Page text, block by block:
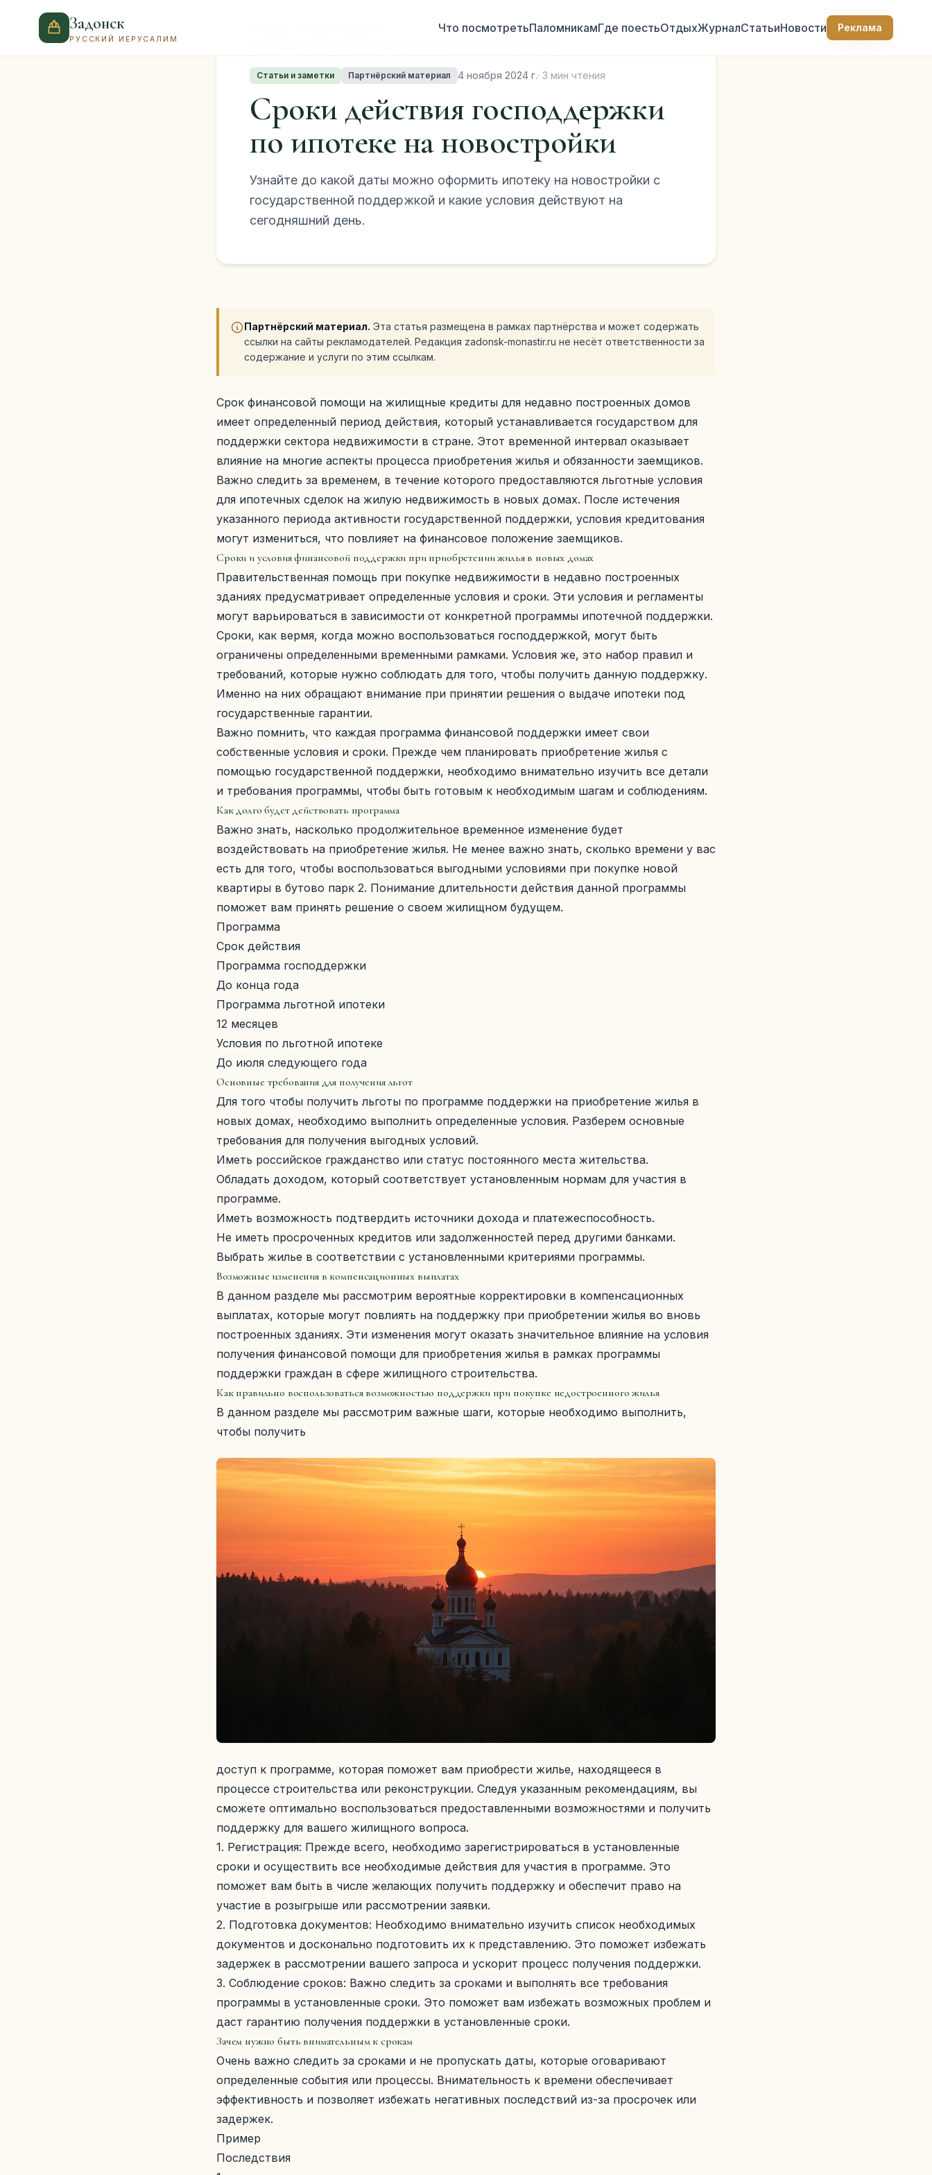
Задонск
РУССКИЙ ИЕРУСАЛИМ
Что посмотретьПаломникамГде поестьОтдыхЖурналСтатьиНовости Реклама
Статьи и заметки Партнёрский материал 4 ноября 2024 г.· 3 мин чтения
Сроки действия господдержки
по ипотеке на новостройки
Узнайте до какой даты можно оформить ипотеку на новостройки с
государственной поддержкой и какие условия действуют на
сегодняшний день.
Партнёрский материал. Эта статья размещена в рамках партнёрства и может содержать
ссылки на сайты рекламодателей. Редакция zadonsk-monastir.ru не несёт ответственности за
содержание и услуги по этим ссылкам.
Срок финансовой помощи на жилищные кредиты для недавно построенных домов
имеет определенный период действия, который устанавливается государством для
поддержки сектора недвижимости в стране. Этот временной интервал оказывает
влияние на многие аспекты процесса приобретения жилья и обязанности заемщиков.
Важно следить за временем, в течение которого предоставляются льготные условия
для ипотечных сделок на жилую недвижимость в новых домах. После истечения
указанного периода активности государственной поддержки, условия кредитования
могут измениться, что повлияет на финансовое положение заемщиков.
Сроки и условия финансовой поддержки при приобретении жилья в новых домах
Правительственная помощь при покупке недвижимости в недавно построенных
зданиях предусматривает определенные условия и сроки. Эти условия и регламенты
могут варьироваться в зависимости от конкретной программы ипотечной поддержки.
Сроки, как вермя, когда можно воспользоваться господдержкой, могут быть
ограничены определенными временными рамками. Условия же, это набор правил и
требований, которые нужно соблюдать для того, чтобы получить данную поддержку.
Именно на них обращают внимание при принятии решения о выдаче ипотеки под
государственные гарантии.
Важно помнить, что каждая программа финансовой поддержки имеет свои
собственные условия и сроки. Прежде чем планировать приобретение жилья с
помощью государственной поддержки, необходимо внимательно изучить все детали
и требования программы, чтобы быть готовым к необходимым шагам и соблюдениям.
Как долго будет действовать программа
Важно знать, насколько продолжительное временное изменение будет
воздействовать на приобретение жилья. Не менее важно знать, сколько времени у вас
есть для того, чтобы воспользоваться выгодными условиями при покупке новой
квартиры в бутово парк 2. Понимание длительности действия данной программы
поможет вам принять решение о своем жилищном будущем.
Программа
Срок действия
Программа господдержки
До конца года
Программа льготной ипотеки
12 месяцев
Условия по льготной ипотеке
До июля следующего года
Основные требования для получения льгот
Для того чтобы получить льготы по программе поддержки на приобретение жилья в
новых домах, необходимо выполнить определенные условия. Разберем основные
требования для получения выгодных условий.
Иметь российское гражданство или статус постоянного места жительства.
Обладать доходом, который соответствует установленным нормам для участия в
программе.
Иметь возможность подтвердить источники дохода и платежеспособность.
Не иметь просроченных кредитов или задолженностей перед другими банками.
Выбрать жилье в соответствии с установленными критериями программы.
Возможные изменения в компенсационных выплатах
В данном разделе мы рассмотрим вероятные корректировки в компенсационных
выплатах, которые могут повлиять на поддержку при приобретении жилья во вновь
построенных зданиях. Эти изменения могут оказать значительное влияние на условия
получения финансовой помощи для приобретения жилья в рамках программы
поддержки граждан в сфере жилищного строительства.
Как правильно воспользоваться возможностью поддержки при покупке недостроенного жилья
В данном разделе мы рассмотрим важные шаги, которые необходимо выполнить,
чтобы получить
доступ к программе, которая поможет вам приобрести жилье, находящееся в
процессе строительства или реконструкции. Следуя указанным рекомендациям, вы
сможете оптимально воспользоваться предоставленными возможностями и получить
поддержку для вашего жилищного вопроса.
1. Регистрация: Прежде всего, необходимо зарегистрироваться в установленные
сроки и осуществить все необходимые действия для участия в программе. Это
поможет вам быть в числе желающих получить поддержку и обеспечит право на
участие в розыгрыше или рассмотрении заявки.
2. Подготовка документов: Необходимо внимательно изучить список необходимых
документов и досконально подготовить их к представлению. Это поможет избежать
задержек в рассмотрении вашего запроса и ускорит процесс получения поддержки.
3. Соблюдение сроков: Важно следить за сроками и выполнять все требования
программы в установленные сроки. Это поможет вам избежать возможных проблем и
даст гарантию получения поддержки в установленные сроки.
Зачем нужно быть внимательным к срокам
Очень важно следить за сроками и не пропускать даты, которые оговаривают
определенные события или процессы. Внимательность к времени обеспечивает
эффективность и позволяет избежать негативных последствий из-за просрочек или
задержек.
Пример
Последствия